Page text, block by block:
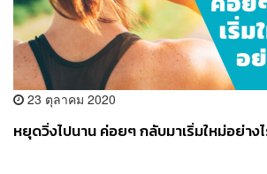
23 ตุลาคม 2020
หยุดวิ่งไปนาน ค่อยๆ กลับมาเริ่มใหม่อย่าง